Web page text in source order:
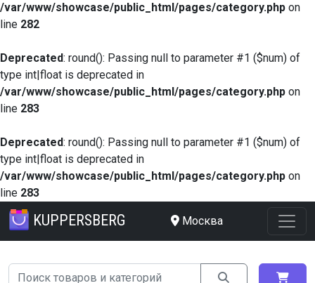
/var/www/showcase/public_html/pages/category.php on
line 282
Deprecated: round(): Passing null to parameter #1 ($num) of
type int|float is deprecated in
/var/www/showcase/public_html/pages/category.php on
line 283
Deprecated: round(): Passing null to parameter #1 ($num) of
type int|float is deprecated in
/var/www/showcase/public_html/pages/category.php on
line 283
KUPPERSBERG Москва